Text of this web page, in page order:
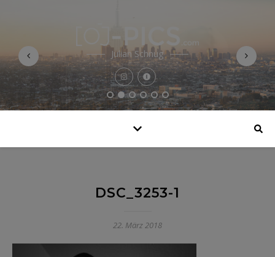
Julian Schnug
DSC_3253-1
22. März 2018